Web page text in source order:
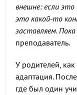
внешне: если
это какой-то
заставляем.
преподаватель.
У родителей,
адаптация.
где был один